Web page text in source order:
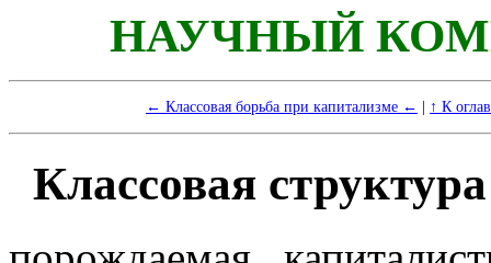
НАУЧНЫЙ
← Классовая борьба при капитализме ← | ↑ К
Классовая